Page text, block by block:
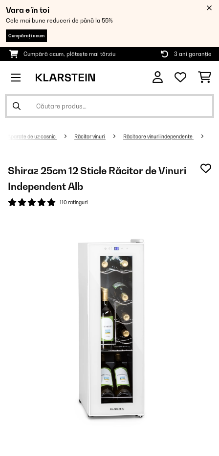
Vara e în toi
Cele mai bune reduceri de până la 55%
Cumpărați acum
Cumpără acum, plătește mai târziu 3 ani garanție
Aparate de uz casnic Răcitor vinuri Răcitoare vinuri independente
Shiraz 25cm 12 Sticle Răcitor de Vinuri
Independent Alb
110 ratinguri